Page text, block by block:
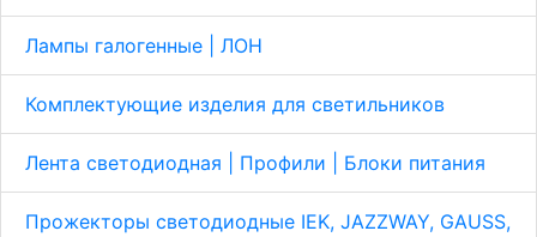
Лампы галогенные | ЛОН
Комплектующие изделия для светильников
Лента светодиодная | Профили | Блоки питания
Прожекторы светодиодные IEK, JAZZWAY, GAUSS,